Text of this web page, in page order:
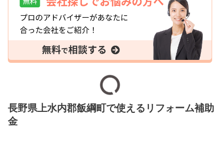
長野県上水内郡飯綱町で使えるリフォーム補助
金